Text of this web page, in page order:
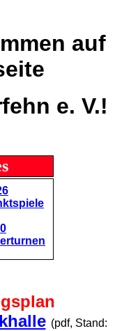
auf
e. V.!
(pdf, Stand: